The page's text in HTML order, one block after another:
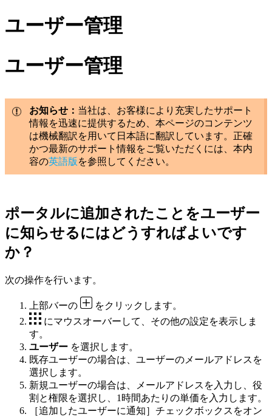
ユーザー管理
ユーザー管理
お知らせ： 当社は、お客様により充実したサポート
情報を迅速に提供するため、本ページのコンテンツ
は機械翻訳を用いて日本語に翻訳しています。正確
かつ最新のサポート情報をご覧いただくには、本内
容の英語版 を参照してください。
ポータルに追加されたことをユーザー
に知らせるにはどうすればよいです
か？
次の操作を行います。
上部バーの
をクリックします。
にマウスオーバーして、その他の設定を表示しま
す。
ユーザー を選択します。
既存ユーザーの場合は、ユーザーのメールアドレスを
選択します。
新規ユーザーの場合は、メールアドレスを入力し、役
割と権限を選択し、1時間あたりの単価を入力します。
［追加したユーザーに通知］チェックボックスをオン